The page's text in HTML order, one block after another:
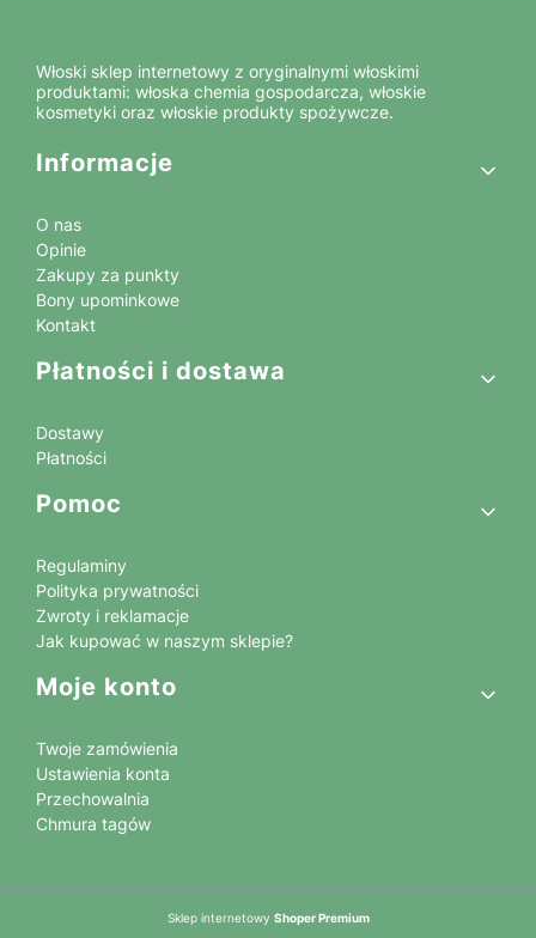
Włoski sklep internetowy z oryginalnymi włoskimi
produktami: włoska chemia gospodarcza, włoskie
kosmetyki oraz włoskie produkty spożywcze.
Linki w stopce
Informacje
O nas
Opinie
Zakupy za punkty
Bony upominkowe
Kontakt
Płatności i dostawa
Dostawy
Płatności
Pomoc
Regulaminy
Polityka prywatności
Zwroty i reklamacje
Jak kupować w naszym sklepie?
Moje konto
Twoje zamówienia
Ustawienia konta
Przechowalnia
Chmura tagów
Sklep internetowy Shoper Premium